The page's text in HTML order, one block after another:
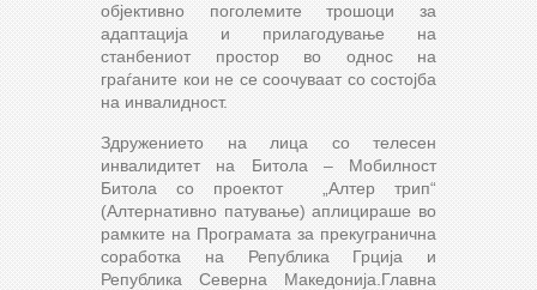
објективно поголемите трошоци за
адаптација и прилагодување на
станбениот простор во однос на
граѓаните кои не се соочуваат со состојба
на инвалидност.
Здружението на лица со телесен
инвалидитет на Битола – Мобилност
Битола со проектот „Алтер трип“
(Алтернативно патување) аплицираше во
рамките на Програмата за прекугранична
соработка на Република Грција и
Република Северна Македонија.Главна